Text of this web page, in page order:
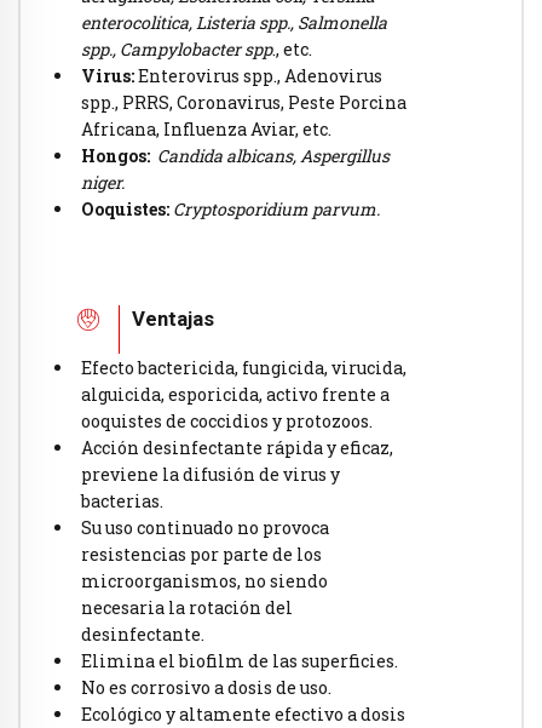
enterocolitica, Listeria spp., Salmonella
spp., Campylobacter spp., etc.
Virus:Enterovirus spp., Adenovirus
spp., PRRS, Coronavirus, Peste Porcina
Africana, Influenza Aviar, etc.
Hongos: Candida albicans, Aspergillus
niger.
Ooquistes: Cryptosporidium parvum.
Ventajas
Efecto bactericida, fungicida, virucida,
alguicida, esporicida, activo frente a
ooquistes de coccidios y protozoos.
Acción desinfectante rápida y eficaz,
previene la difusión de virus y
bacterias.
Su uso continuado no provoca
resistencias por parte de los
microorganismos, no siendo
necesaria la rotación del
desinfectante.
Elimina el biofilm de las superficies.
No es corrosivo a dosis de uso.
Ecológico y altamente efectivo a dosis